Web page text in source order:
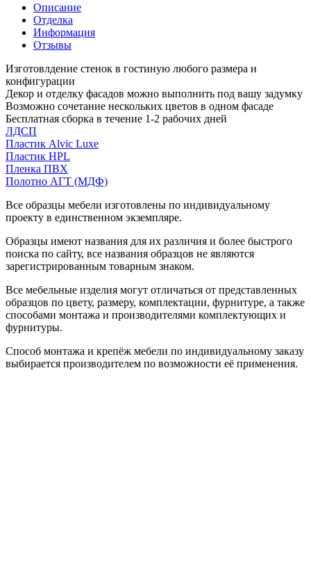
Описание
Отделка
Информация
Отзывы
Изготовлдение стенок в гостиную любого размера и
конфигурации
Декор и отделку фасадов можно выполнить под вашу задумку
Возможно сочетание нескольких цветов в одном фасаде
Бесплатная сборка в течение 1-2 рабочих дней
ЛДСП
Пластик Alvic Luxe
Пластик HPL
Пленка ПВХ
Полотно АГТ (МДФ)
Все образцы мебели изготовлены по индивидуальному
проекту в единственном экземпляре.
Образцы имеют названия для их различия и более быстрого
поиска по сайту, все названия образцов не являются
зарегистрированным товарным знаком.
Все мебельные изделия могут отличаться от представленных
образцов по цвету, размеру, комплектации, фурнитуре, а также
способами монтажа и производителями комплектующих и
фурнитуры.
Способ монтажа и крепёж мебели по индивидуальному заказу
выбирается производителем по возможности её применения.